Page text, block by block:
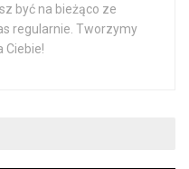
być na bieżąco ze
regularnie. Tworzymy
Ciebie!